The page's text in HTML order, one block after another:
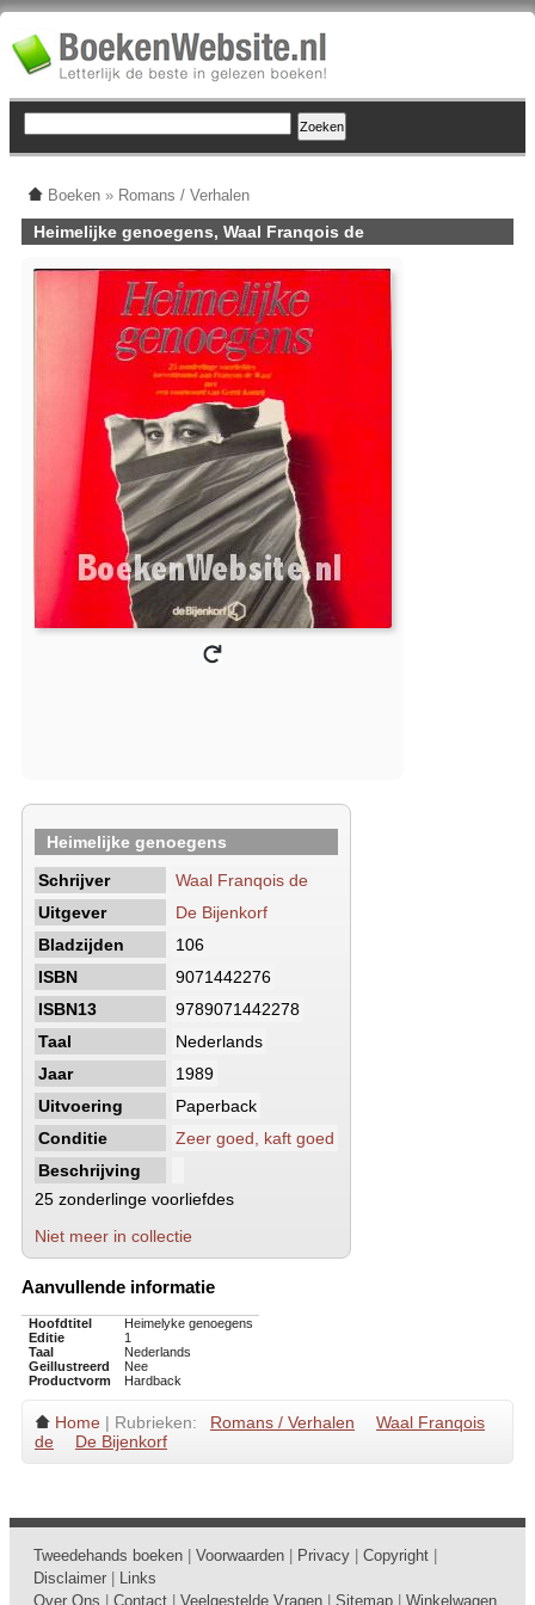
Boeken » Romans / Verhalen
Heimelijke genoegens, Waal Franqois de
Heimelijke genoegens
Schrijver
Waal Franqois de
Uitgever
De Bijenkorf
Bladzijden
106
ISBN
9071442276
ISBN13
9789071442278
Taal
Nederlands
Jaar
1989
Uitvoering
Paperback
Conditie
Zeer goed, kaft goed
Beschrijving
25 zonderlinge voorliefdes
Niet meer in collectie
Aanvullende informatie
Hoofdtitel
Heimelyke genoegens
Editie
1
Taal
Nederlands
Geillustreerd
Nee
Productvorm
Hardback
Home | Rubrieken: Romans / Verhalen
Waal Franqois
de
De Bijenkorf
Tweedehands boeken Voorwaarden Privacy Copyright
Disclaimer
Links
Over Ons
Contact Veelgestelde Vragen Sitemap Winkelwagen